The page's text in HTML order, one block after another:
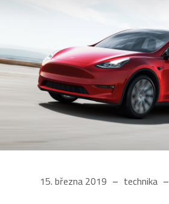
15. března 2019 technika